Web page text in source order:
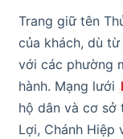
Trang giữ tên
của khách, dù
với các phường
hành. Mạng lưới
hộ dân và cơ sở
Lợi, Chánh Hiệp